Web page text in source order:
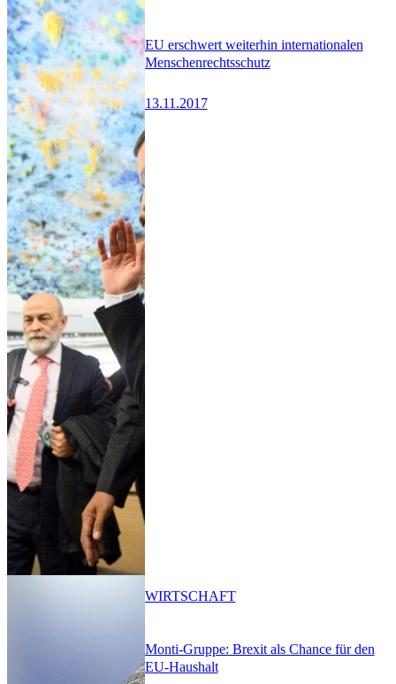
EU erschwert weiterhin internationalen
Menschenrechtsschutz
13.11.2017
Monti-Gruppe: Brexit als Chance für den
EU-Haushalt
WIRTSCHAFT